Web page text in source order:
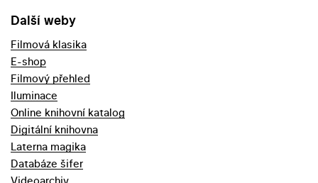
Další weby
Filmová klasika
E-shop
Filmový přehled
Iluminace
Online knihovní katalog
Digitální knihovna
Laterna magika
Databáze šifer